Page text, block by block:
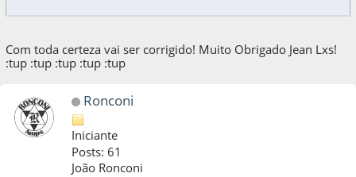
Com toda certeza vai ser corrigido! Muito Obrigado Jean Lxs!
:tup :tup :tup :tup :tup
Ronconi
Iniciante
Posts: 61
João Ronconi